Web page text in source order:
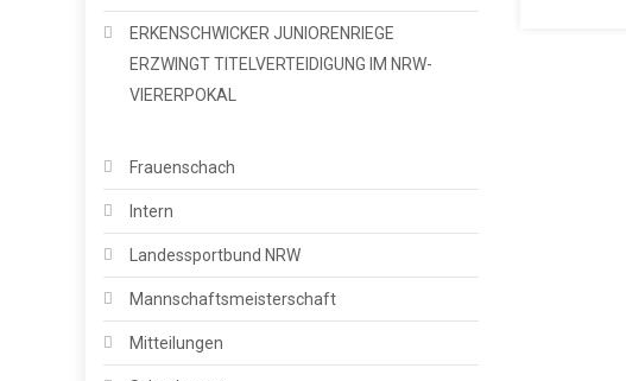
ERKENSCHWICKER JUNIORENRIEGE
ERZWINGT TITELVERTEIDIGUNG IM NRW-
VIERERPOKAL
Frauenschach
Intern
Landessportbund NRW
Mannschaftsmeisterschaft
Mitteilungen